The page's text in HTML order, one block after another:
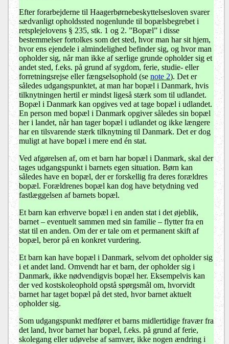
Efter forarbejderne til Haagerbørnebeskyttelsesloven svarer
sædvanligt opholdssted nogenlunde til bopælsbegrebet i
retsplejelovens § 235, stk. 1 og 2. ”Bopæl” i disse
bestemmelser fortolkes som det sted, hvor man har sit hjem,
hvor ens ejendele i almindelighed befinder sig, og hvor man
opholder sig, når man ikke af særlige grunde opholder sig et
andet sted, f.eks. på grund af sygdom, ferie, studie- eller
forretningsrejse eller fængselsophold (se note 2). Det er
således udgangspunktet, at man har bopæl i Danmark, hvis
tilknytningen hertil er mindst ligeså stærk som til udlandet.
Bopæl i Danmark kan opgives ved at tage bopæl i udlandet.
En person med bopæl i Danmark opgiver således sin bopæl
her i landet, når han tager bopæl i udlandet og ikke længere
har en tilsvarende stærk tilknytning til Danmark. Det er dog
muligt at have bopæl i mere end én stat.
Ved afgørelsen af, om et barn har bopæl i Danmark, skal der
tages udgangspunkt i barnets egen situation. Børn kan
således have en bopæl, der er forskellig fra deres forældres
bopæl. Forældrenes bopæl kan dog have betydning ved
fastlæggelsen af barnets bopæl.
Et barn kan erhverve bopæl i en anden stat i det øjeblik,
barnet – eventuelt sammen med sin familie – flytter fra en
stat til en anden. Om der er tale om et permanent skift af
bopæl, beror på en konkret vurdering.
Et barn kan have bopæl i Danmark, selvom det opholder sig
i et andet land. Omvendt har et barn, der opholder sig i
Danmark, ikke nødvendigvis bopæl her. Eksempelvis kan
der ved kostskoleophold opstå spørgsmål om, hvorvidt
barnet har taget bopæl på det sted, hvor barnet aktuelt
opholder sig.
Som udgangspunkt medfører et barns midlertidige fravær fra
det land, hvor barnet har bopæl, f.eks. på grund af ferie,
skolegang eller udøvelse af samvær, ikke nogen ændring i